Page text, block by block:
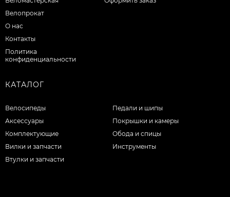
Велопрокат
О нас
Контакты
Политика
конфиденциальности
КАТАЛОГ
Велосипеды
Аксессуары
Комплектующие
Вилки и запчасти
Втулки и запчасти
Педали и шипы
Покрышки и камеры
Обода и спицы
Инструменты